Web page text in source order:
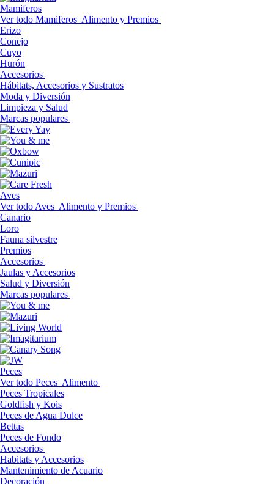
Mamiferos
Ver todo Mamiferos Alimento y Premios
Erizo
Conejo
Cuyo
Hurón
Accesorios
Hábitats, Accesorios y Sustratos
Moda y Diversión
Limpieza y Salud
Marcas populares
Aves
Ver todo Aves Alimento y Premios
Canario
Loro
Fauna silvestre
Premios
Accesorios
Jaulas y Accesorios
Salud y Diversión
Marcas populares
Peces
Ver todo Peces Alimento
Peces Tropicales
Goldfish y Kois
Peces de Agua Dulce
Bettas
Peces de Fondo
Accesorios
Habitats y Accesorios
Mantenimiento de Acuario
Decoración